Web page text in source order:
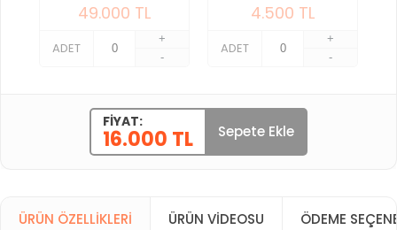
49.000 TL
ADET
+
-
4.500 TL
ADET
+
-
FIYAT:
16.000 TL Sepete Ekle
ÜRÜN ÖZELLIKLERI ÜRÜN VIDEOSU ÖDEME